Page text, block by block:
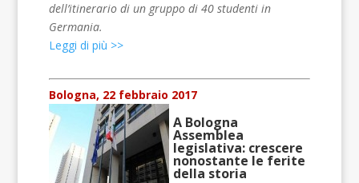
dell’itinerario di un gruppo di 40 studenti in
Germania.
Leggi di più >>
Bologna, 22 febbraio 2017
A Bologna
Assemblea
legislativa: crescere
nonostante le ferite
della storia